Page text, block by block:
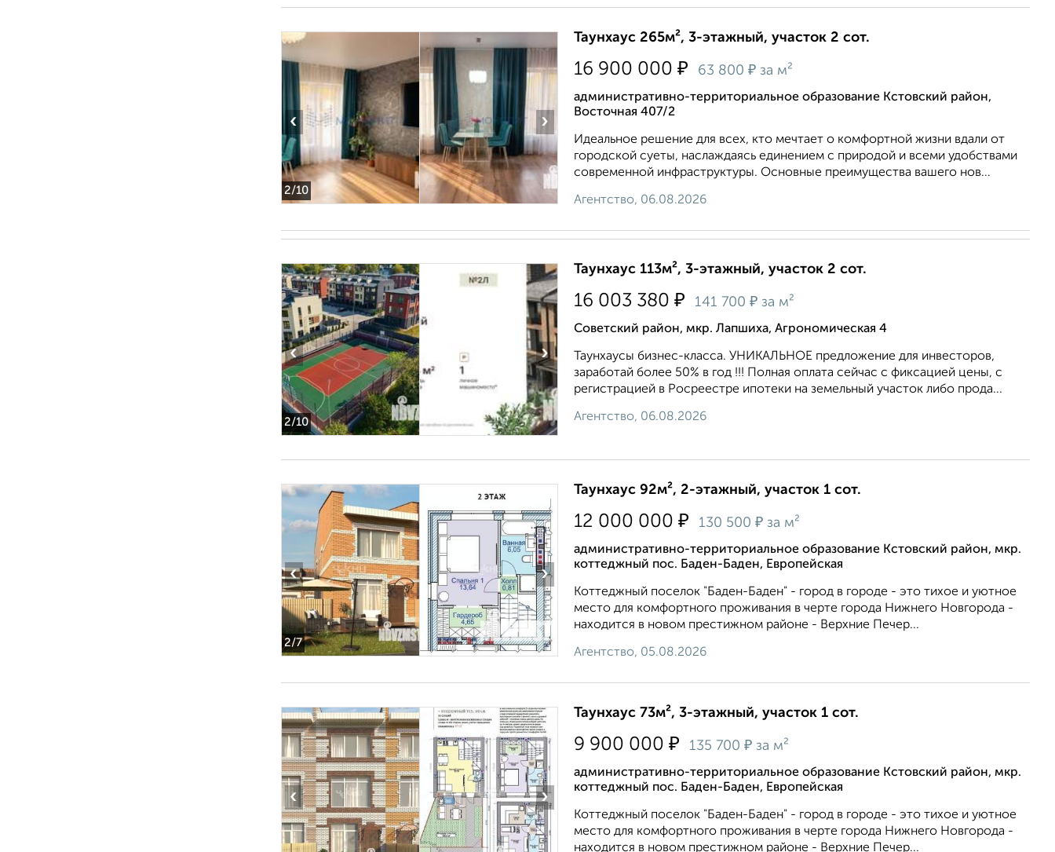
2/10
‹ ›
Таунхаус 265м², 3-этажный, участок 2 сот.
16 900 000 ₽ 63 800 ₽ за м²
административно-территориальное образование Кстовский район,
Восточная 407/2
Идеальное решение для всех, кто мечтает о комфортной жизни вдали от
городской суеты, наслаждаясь единением с природой и всеми удобствами
современной инфраструктуры. Основные преимущества вашего нов...
Агентство, 06.08.2026
2/10
‹ ›
Таунхаус 113м², 3-этажный, участок 2 сот.
16 003 380 ₽ 141 700 ₽ за м²
Советский район, мкр. Лапшиха, Агрономическая 4
Таунхаусы бизнес-класса. УНИКАЛЬНОЕ предложение для инвесторов,
заработай более 50% в год !!! Полная оплата сейчас с фиксацией цены, с
регистрацией в Росреестре ипотеки на земельный участок либо прода...
Агентство, 06.08.2026
2/7
‹ ›
Таунхаус 92м², 2-этажный, участок 1 сот.
12 000 000 ₽ 130 500 ₽ за м²
административно-территориальное образование Кстовский район, мкр.
коттеджный пос. Баден-Баден, Европейская
Коттеджный поселок "Баден-Баден" - город в городе - это тихое и уютное
место для комфортного проживания в черте города Нижнего Новгорода -
находится в новом престижном районе - Верхние Печер...
Агентство, 05.08.2026
‹ ›
Таунхаус 73м², 3-этажный, участок 1 сот.
9 900 000 ₽ 135 700 ₽ за м²
административно-территориальное образование Кстовский район, мкр.
коттеджный пос. Баден-Баден, Европейская
Коттеджный поселок "Баден-Баден" - город в городе - это тихое и уютное
место для комфортного проживания в черте города Нижнего Новгорода -
находится в новом престижном районе - Верхние Печер...